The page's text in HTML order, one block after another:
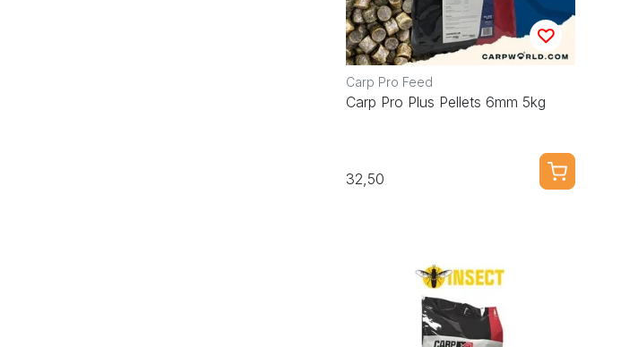
Carp Pro Feed
Carp Pro Plus Pellets 6mm 5kg
32,50